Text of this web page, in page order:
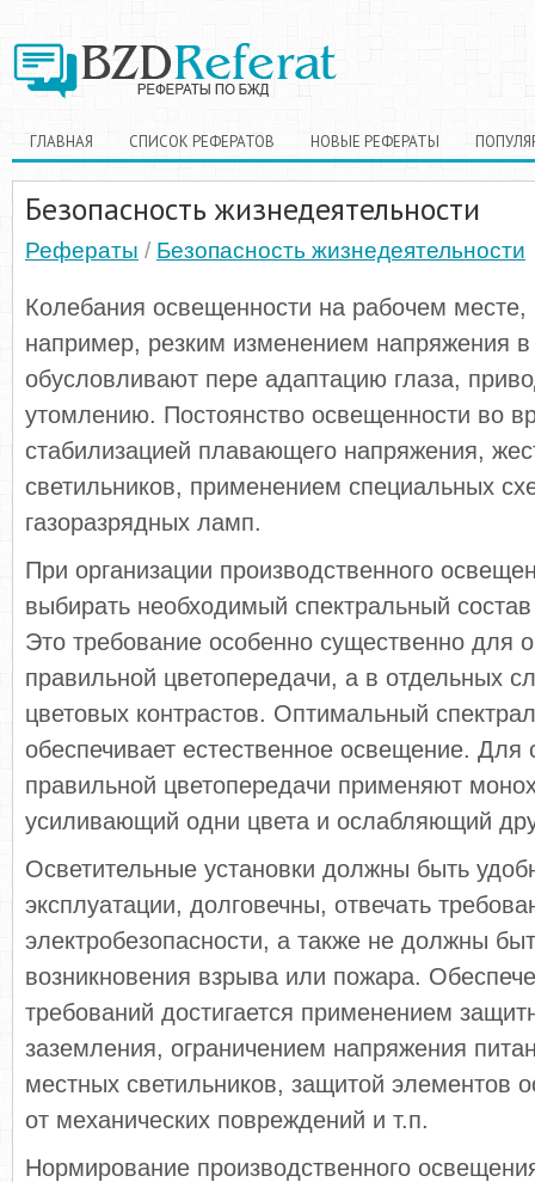
ГЛАВНАЯ СПИСОК РЕФЕРАТОВ НОВЫЕ РЕФЕРАТЫ
Безопасность жизнедеятельности
Рефераты / Безопасность жизнедеятельности
Колебания освещенности на рабочем
например, резким изменением напряжения в
обусловливают пере адаптацию глаза,
утомлению. Постоянство освещенно­сти во
стабилизацией плавающего напряжения,
светильников, применением специальных
газоразрядных ламп.
При организации производственного
выбирать необходимый спектральный состав
Это требование особенно существенно для
правильной цветопередачи, а в отдельных
цветовых контрастов. Оптимальный
обеспечивает естественное освещение. Для
правильной цветопередачи применяют
усиливающий одни цвета и ослабляющий
Осветительные установки должны быть
эксплу­атации, долговечны, отвечать
электробезопас­ности, а также не должны
возникновения взрыва или пожара.
требований достигается применением
заземления, ограничением напряжения
местных светильников, защитой элементов
от механических повреждений и т.п.
Нормирование производственного